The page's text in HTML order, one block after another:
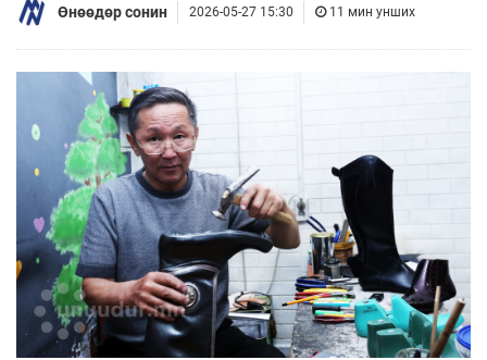
Өнөөдөр сонин 2026-05-27 15:30 11 мин унших